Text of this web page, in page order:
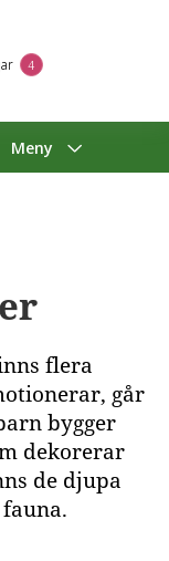
4
Meny
flera
går
bygger
dekorerar
de djupa